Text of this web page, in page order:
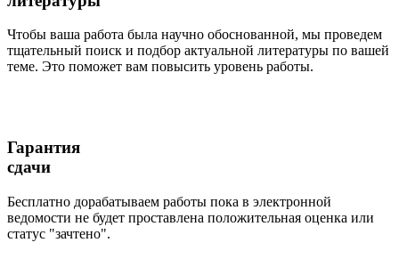
Чтобы ваша работа была научно обоснованной, мы проведем
тщательный поиск и подбор актуальной литературы по вашей
теме. Это поможет вам повысить уровень работы.
Гарантия
сдачи
Бесплатно дорабатываем работы пока в электронной
ведомости не будет проставлена положительная оценка или
статус "зачтено".